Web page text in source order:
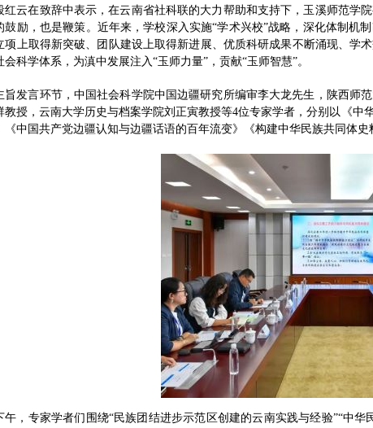
红云在致辞中表示，在云南省社科联的大力帮助和支持下，玉溪师范学
鼓励，也是鞭策。近年来，学校深入实施“学术兴校”战略，深化体制机
项上取得新突破、团队建设上取得新进展、优质科研成果不断涌现、学
会科学体系，为滇中发展注入“玉师力量”，贡献“玉师智慧”。
旨发言环节，中国社会科学院中国边疆研究所编审李大龙先生，陕西师
教授，云南大学历史与档案学院刘正寅教授等4位专家学者，分别以《
《中国共产党边疆认知与边疆话语的百年流变》《构建中华民族共同体
午，专家学者们围绕“民族团结进步示范区创建的云南实践与经验”“中